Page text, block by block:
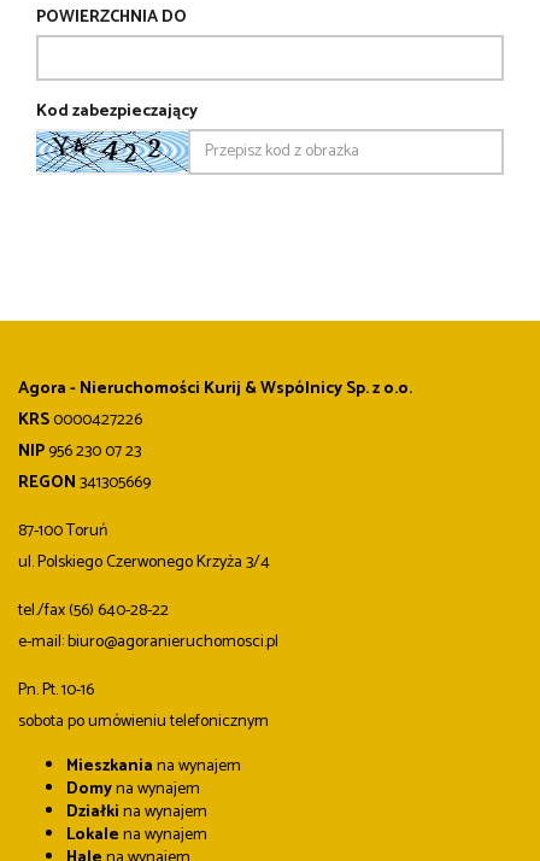
POWIERZCHNIA DO
Kod zabezpieczający
Agora - Nieruchomości Kurij & Wspólnicy Sp. z o.o.
KRS0000427226
NIP956 230 07 23
REGON341305669
87-100 Toruń
ul. Polskiego Czerwonego Krzyża 3/4
tel./fax (56) 640-28-22
e-mail: biuro@agoranieruchomosci.pl
Pn. Pt. 10-16
sobota po umówieniu telefonicznym
Mieszkaniana wynajem
Domyna wynajem
Działkina wynajem
Lokalena wynajem